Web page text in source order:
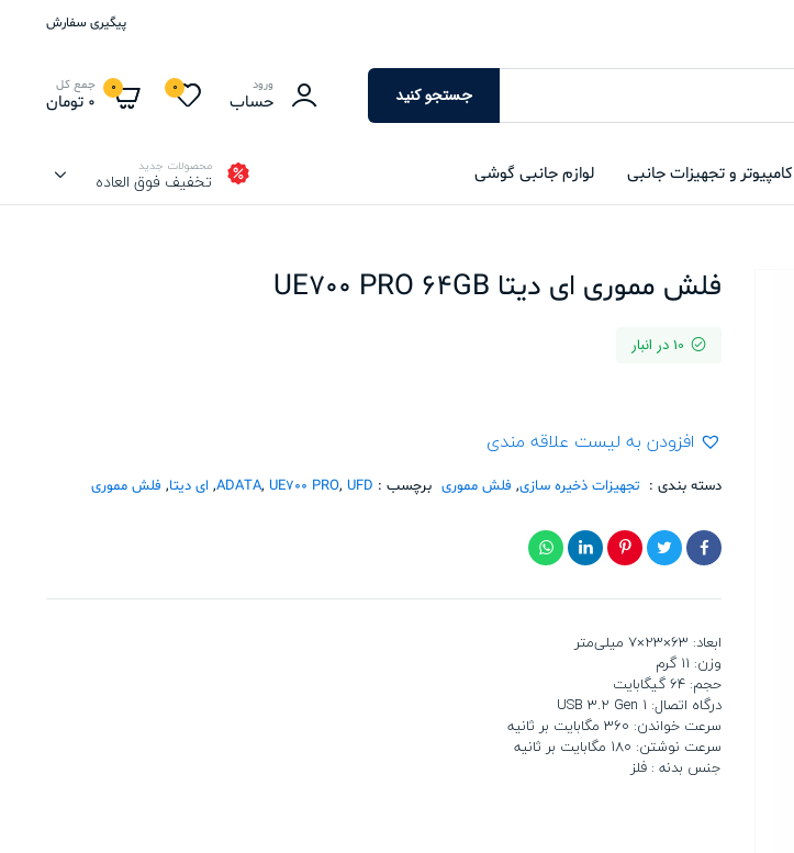
پیگیری سفارش
جستجو کنید ورود
حساب
0
0 جمع کل
0 تومان
کامپیوتر و تجهیزات جانبی لوازم جانبی گوشی محصولات جدید
تخفیف فوق العاده
فلش مموری ای دیتا UE700 PRO 64GB
10 در انبار
افزودن به لیست علاقه مندی
دسته بندی : تجهیزات ذخیره سازی, فلش مموری برچسب : ADATA, UE700 PRO, UFD
, ای دیتا, فلش مموری
ابعاد: 63×23×7 میلی‌متر
وزن: 11 گرم
حجم: 64 گیگابایت
درگاه اتصال: USB 3.2 Gen 1
سرعت خواندن: 360 مگابایت بر ثانیه
سرعت نوشتن: 180 مگابایت بر ثانیه
جنس بدنه : فلز